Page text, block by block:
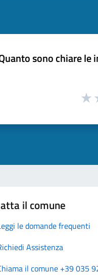
sono chiare le
il comune
le domande frequenti
Assistenza
il comune +39 035